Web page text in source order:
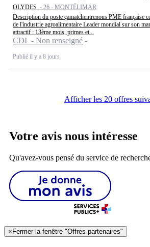
OLYDES - 26 - MONTÉLIMAR
Description du poste çamatchentrenous PME française
de l'industrie agroalimentaire Leader mondial sur son
attractif : 13ème mois, primes et...
CDI - Non renseigné
Publié il y a 8 jours
Afficher les 20 offres
Votre avis nous intéresse
Qu'avez-vous pensé du service de
×Fermer la fenêtre "Offres partenaires"